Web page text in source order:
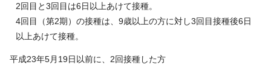
2回目と3回目は6日以上あけて接種。
4回目（第2期）の接種は、9歳以上の方に対し3回目接種後6日
以上あけて接種。
平成23年5月19日以前に、2回接種した方